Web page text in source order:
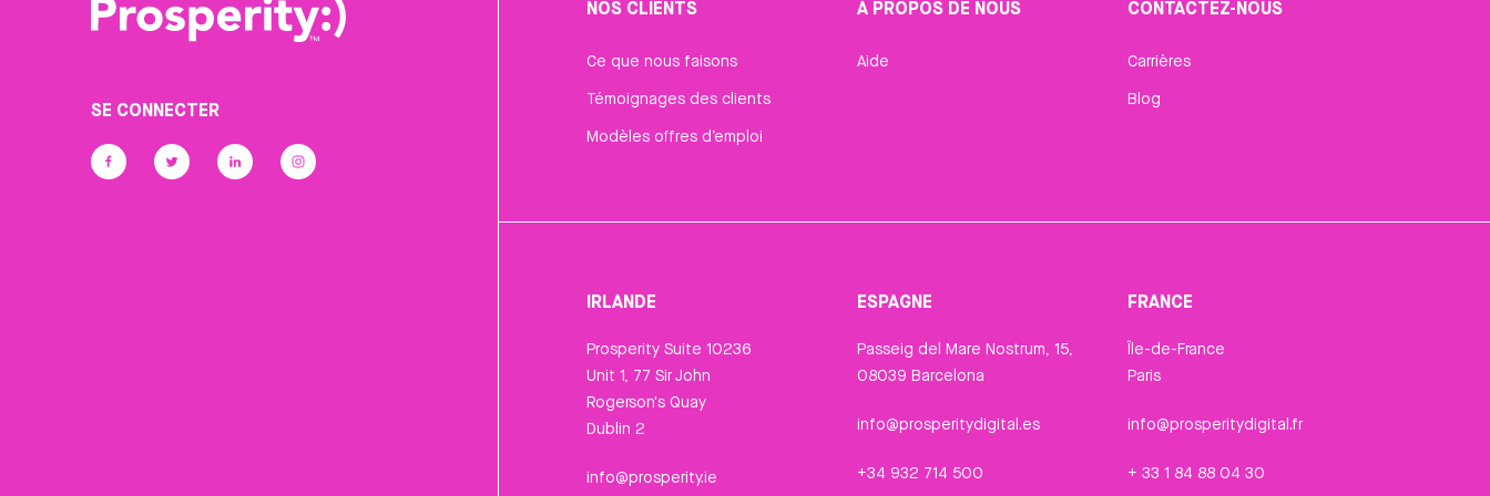
SE CONNECTER
NOS CLIENTS
Ce que nous faisons
Témoignages des clients
Modèles offres d’emploi
À PROPOS DE NOUS
Aide
CONTACTEZ-NOUS
Carrières
Blog
IRLANDE
Prosperity Suite 10236
Unit 1, 77 Sir John
Rogerson's Quay
Dublin 2
info@prosperity.ie
ESPAGNE
Passeig del Mare Nostrum, 15,
08039 Barcelona
info@prosperitydigital.es
+34 932 714 500
FRANCE
Île-de-France
Paris
info@prosperitydigital.fr
+ 33 1 84 88 04 30